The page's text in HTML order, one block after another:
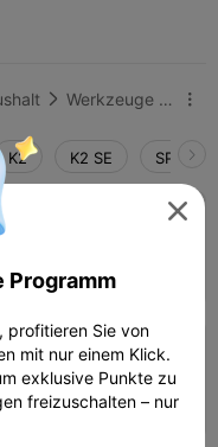
 Werkzeuge & Ersatzteile 
K2 K2 SE SPARKX
15% infill
4.0
30% infill
plates  29.14g

Programm
profitieren Sie von
mit nur einem Klick.
exklusive Punkte zu
freizuschalten – nur